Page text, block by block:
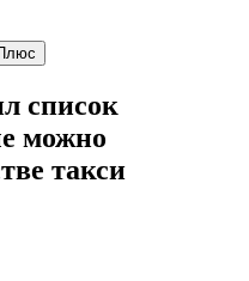
список
можно
такси